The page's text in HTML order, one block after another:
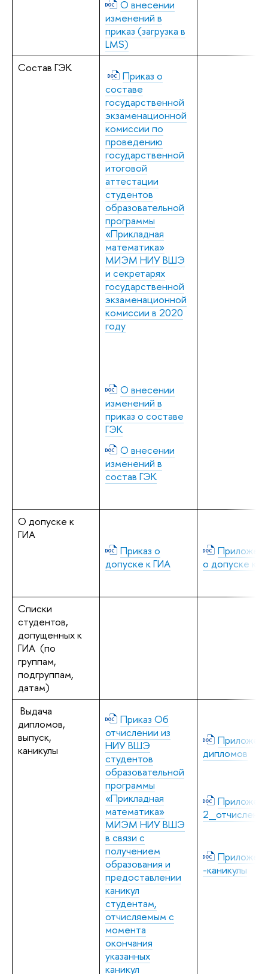
О внесении
изменений в
приказ (загрузка в
LMS)
Состав ГЭК
Приказ о
составе
государственной
экзаменационной
комиссии по
проведению
государственной
итоговой
аттестации
студентов
образовательной
программы
«Прикладная
математика»
МИЭМ НИУ ВШЭ
и секретарях
государственной
экзаменационной
комиссии в 2020
году
О внесении
изменений в
приказ о составе
ГЭК
О внесении
изменений в
состав ГЭК
О допуске к
ГИА
Приказ о
допуске к ГИА
о допуске к
Списки
студентов,
допущенных к
ГИА (по
группам,
подгруппам,
датам)
Выдача
дипломов,
выпуск,
каникулы
Приказ Об
отчислении из
НИУ ВШЭ
студентов
образовательной
программы
«Прикладная
математика»
МИЭМ НИУ ВШЭ
в связи с
получением
образования и
предоставлении
каникул
студентам,
отчисляемым с
момента
окончания
указанных
каникул
дипломов
-каникулы